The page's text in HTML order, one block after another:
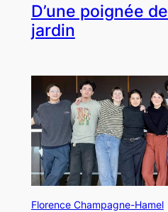
D’une poignée
jardin
Florence Champagne-Hamel